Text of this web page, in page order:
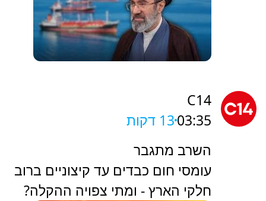
C14
03:3513 דקות
השרב מתגבר
עומסי חום כבדים עד קיצוניים ברוב
חלקי הארץ - ומתי צפויה ההקלה?